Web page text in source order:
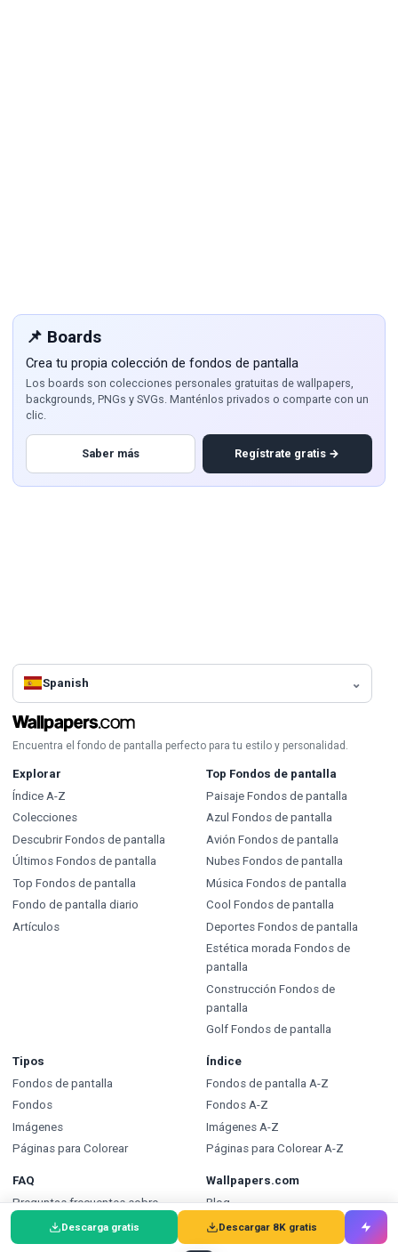
📌 Boards
Crea tu propia colección de fondos de pantalla
Los boards son colecciones personales gratuitas de wallpapers,
backgrounds, PNGs y SVGs. Manténlos privados o comparte con un
clic.
Saber más Regístrate gratis →
Descarga gratis Descargar 8K gratis
Spanish
Encuentra el fondo de pantalla perfecto para tu estilo y personalidad.
Explorar
Índice A-Z
Colecciones
Descubrir Fondos de pantalla
Últimos Fondos de pantalla
Top Fondos de pantalla
Fondo de pantalla diario
Artículos
Top Fondos de pantalla
Paisaje Fondos de pantalla
Azul Fondos de pantalla
Avión Fondos de pantalla
Nubes Fondos de pantalla
Música Fondos de pantalla
Cool Fondos de pantalla
Deportes Fondos de pantalla
Estética morada Fondos de
pantalla
Construcción Fondos de
pantalla
Golf Fondos de pantalla
Tipos
Fondos de pantalla
Fondos
Imágenes
Páginas para Colorear
Índice
Fondos de pantalla A-Z
Fondos A-Z
Imágenes A-Z
Páginas para Colorear A-Z
FAQ
Preguntas frecuentes sobre
Fondos de pantalla
FAQ Fondos
Wallpapers.com
Blog
Enviar un Fondo de pantalla
API para desarrolladores